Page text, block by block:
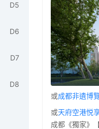
D5
D6
D7
D8
或成都非遺博
或天府空港悦
成都《獨家》